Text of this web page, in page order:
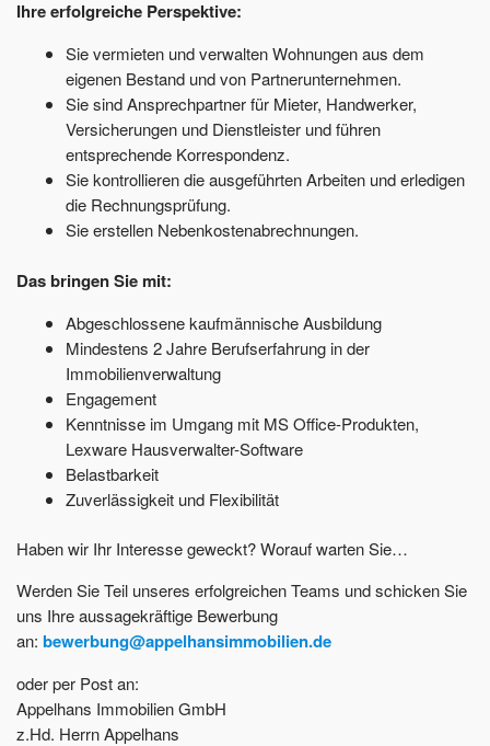
Ihre erfolgreiche Perspektive:
Sie vermieten und verwalten Wohnungen aus dem
eigenen Bestand und von Partnerunternehmen.
Sie sind Ansprechpartner für Mieter, Handwerker,
Versicherungen und Dienstleister und führen
entsprechende Korrespondenz.
Sie kontrollieren die ausgeführten Arbeiten und erledigen
die Rechnungsprüfung.
Sie erstellen Nebenkostenabrechnungen.
Das bringen Sie mit:
Abgeschlossene kaufmännische Ausbildung
Mindestens 2 Jahre Berufserfahrung in der
Immobilienverwaltung
Engagement
Kenntnisse im Umgang mit MS Office-Produkten,
Lexware Hausverwalter-Software
Belastbarkeit
Zuverlässigkeit und Flexibilität
Haben wir Ihr Interesse geweckt? Worauf warten Sie…
Werden Sie Teil unseres erfolgreichen Teams und schicken Sie
uns Ihre aussagekräftige Bewerbung
an: bewerbung@appelhansimmobilien.de
oder per Post an:
Appelhans Immobilien GmbH
z.Hd. Herrn Appelhans